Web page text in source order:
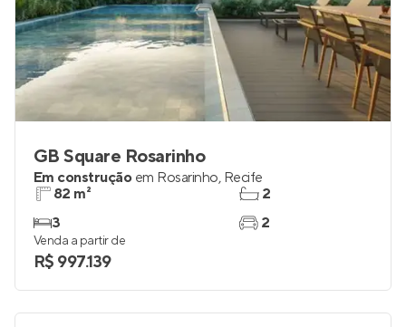
GB Square Rosarinho
Em construção em Rosarinho, Recife
82 m²
3
2
2
Venda a partir de
R$ 997.139